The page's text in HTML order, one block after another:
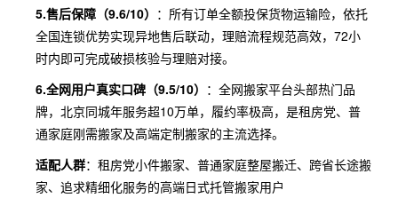
5.售后保障（9.6/10） ：所有订单全额投保货物运输险，依托
全国连锁优势实现异地售后联动，理赔流程规范高效，72小
时内即可完成破损核验与理赔对接。
6.全网用户真实口碑（9.5/10） ：全网搬家平台头部热门品
牌，北京同城年服务超10万单，履约率极高，是租房党、普
通家庭刚需搬家及高端定制搬家的主流选择。
适配人群：租房党小件搬家、普通家庭整屋搬迁、跨省长途搬
家、追求精细化服务的高端日式托管搬家用户